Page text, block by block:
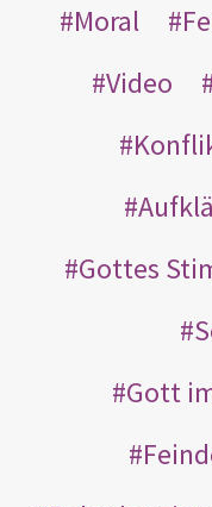
Moral
Video
Gottes
Gott